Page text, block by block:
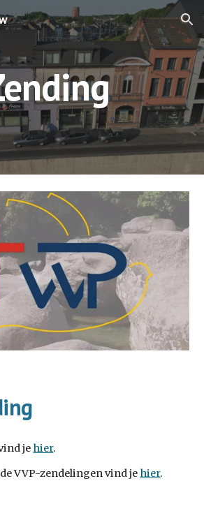
Skip to navigation
je hier.
VVP-zendelingen vind je hier.